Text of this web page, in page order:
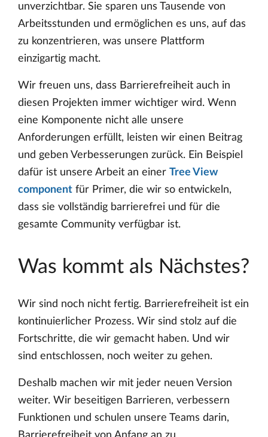
unverzichtbar. Sie sparen uns Tausende von
Arbeitsstunden und ermöglichen es uns, auf das
zu konzentrieren, was unsere Plattform
einzigartig macht.
Wir freuen uns, dass Barrierefreiheit auch in
diesen Projekten immer wichtiger wird. Wenn
eine Komponente nicht alle unsere
Anforderungen erfüllt, leisten wir einen Beitrag
und geben Verbesserungen zurück. Ein Beispiel
dafür ist unsere Arbeit an einer Tree View
component für Primer, die wir so entwickeln,
dass sie vollständig barrierefrei und für die
gesamte Community verfügbar ist.
Was kommt als Nächstes?
Wir sind noch nicht fertig. Barrierefreiheit ist ein
kontinuierlicher Prozess. Wir sind stolz auf die
Fortschritte, die wir gemacht haben. Und wir
sind entschlossen, noch weiter zu gehen.
Deshalb machen wir mit jeder neuen Version
weiter. Wir beseitigen Barrieren, verbessern
Funktionen und schulen unsere Teams darin,